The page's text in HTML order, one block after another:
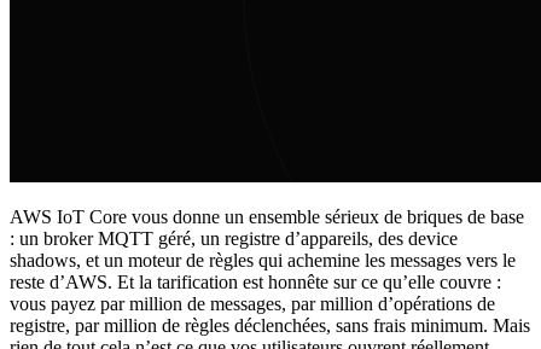
AWS IoT Core vous donne un ensemble sérieux de briques de base
: un broker MQTT géré, un registre d’appareils, des device
shadows, et un moteur de règles qui achemine les messages vers le
reste d’AWS. Et la tarification est honnête sur ce qu’elle couvre :
vous payez par million de messages, par million d’opérations de
registre, par million de règles déclenchées, sans frais minimum. Mais